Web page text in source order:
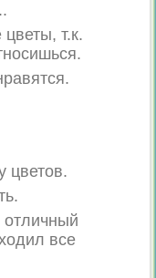
т.к.
цветов.
отличный
все